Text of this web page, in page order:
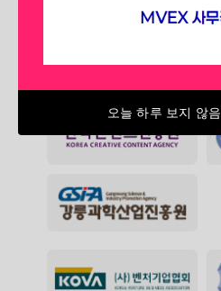
오늘 하루 보지 않음